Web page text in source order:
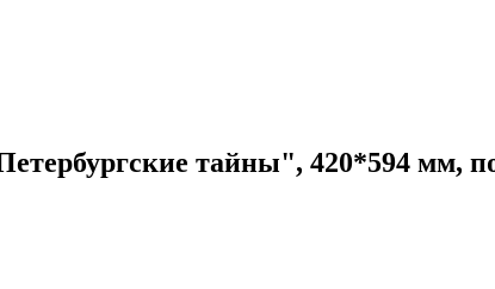
тайны", 420*594 мм,